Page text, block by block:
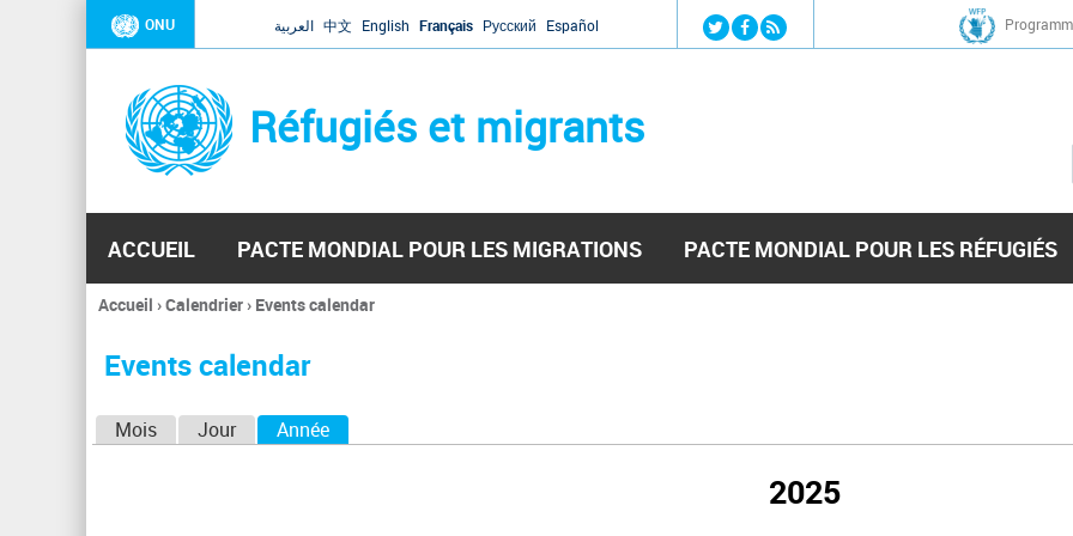
Jump to navigation
ONU العربية 中文 English Français Русский Español
Réfugiés et migrants
ACCUEIL PACTE MONDIAL POUR LES MIGRATIONS PACTE MONDIAL POUR LES RÉFUGIÉS
Vous
ici
Accueil ›Calendrier› Events calendar
Events calendar
Mois Jour Année
2025